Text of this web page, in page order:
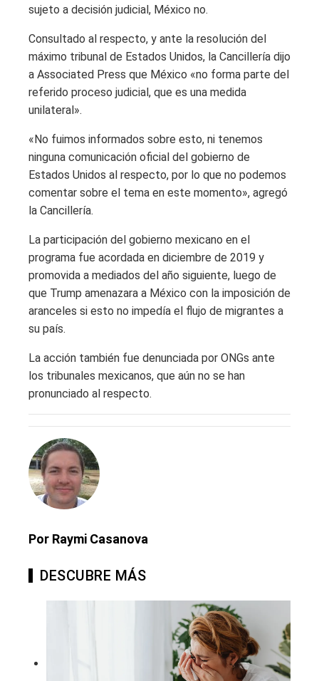
sujeto a decisión judicial, México no.
Consultado al respecto, y ante la resolución del
máximo tribunal de Estados Unidos, la Cancillería dijo
a Associated Press que México «no forma parte del
referido proceso judicial, que es una medida
unilateral».
«No fuimos informados sobre esto, ni tenemos
ninguna comunicación oficial del gobierno de
Estados Unidos al respecto, por lo que no podemos
comentar sobre el tema en este momento», agregó
la Cancillería.
La participación del gobierno mexicano en el
programa fue acordada en diciembre de 2019 y
promovida a mediados del año siguiente, luego de
que Trump amenazara a México con la imposición de
aranceles si esto no impedía el flujo de migrantes a
su país.
La acción también fue denunciada por ONGs ante
los tribunales mexicanos, que aún no se han
pronunciado al respecto.
Por Raymi Casanova
DESCUBRE MÁS